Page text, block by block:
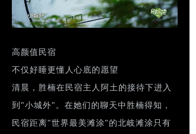
高颜值民宿
不仅好睡更懂人心底的愿望
清晨，胜楠在民宿主人阿土的接待下进入
到"小城外"。在她们的聊天中胜楠得知，
民宿距离"世界最美滩涂"的北岐滩涂只有